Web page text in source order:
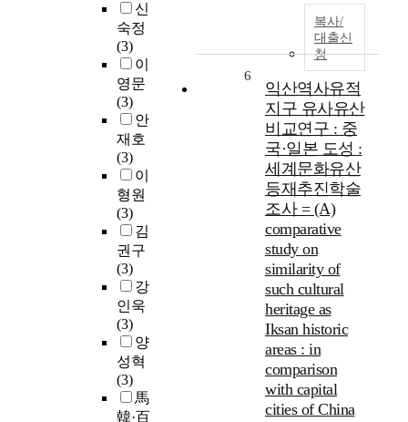
신
숙정
(3)
이
영문
(3)
안
재호
(3)
이
형원
(3)
김
권구
(3)
강
인욱
(3)
양
성혁
(3)
馬
韓·百
복사/
대출신
청
6
익산역사유적
지구 유사유산
비교연구 : 중
국·일본 도성 :
세계문화유산
등재추진학술
조사 = (A)
comparative
study on
similarity of
such cultural
heritage as
Iksan historic
areas : in
comparison
with capital
cities of China